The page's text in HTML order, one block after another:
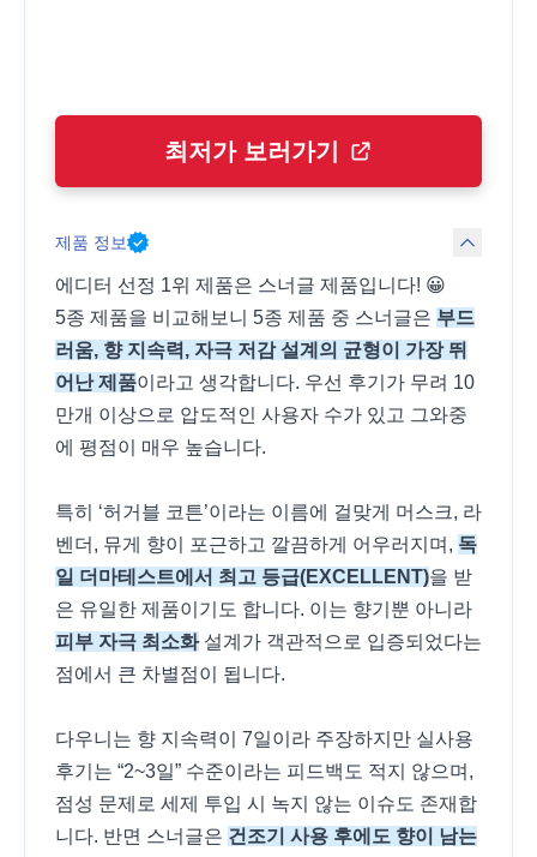
최저가 보러가기
제품 정보
에디터 선정 1위 제품은 스너글 제품입니다! 😀
5종 제품을 비교해보니 5종 제품 중 스너글은 부드
러움, 향 지속력, 자극 저감 설계의 균형이 가장 뛰
어난 제품이라고 생각합니다. 우선 후기가 무려 10
만개 이상으로 압도적인 사용자 수가 있고 그와중
에 평점이 매우 높습니다.
특히 ‘허거블 코튼’이라는 이름에 걸맞게 머스크, 라
벤더, 뮤게 향이 포근하고 깔끔하게 어우러지며, 독
일 더마테스트에서 최고 등급(EXCELLENT)을 받
은 유일한 제품이기도 합니다. 이는 향기뿐 아니라
피부 자극 최소화설계가 객관적으로 입증되었다는
점에서 큰 차별점이 됩니다.
다우니는 향 지속력이 7일이라 주장하지만 실사용
후기는 “2~3일” 수준이라는 피드백도 적지 않으며,
점성 문제로 세제 투입 시 녹지 않는 이슈도 존재합
니다. 반면 스너글은 건조기 사용 후에도 향이 남는